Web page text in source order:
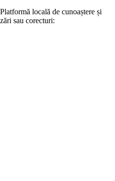
locală de cunoaștere și
sau corecturi: